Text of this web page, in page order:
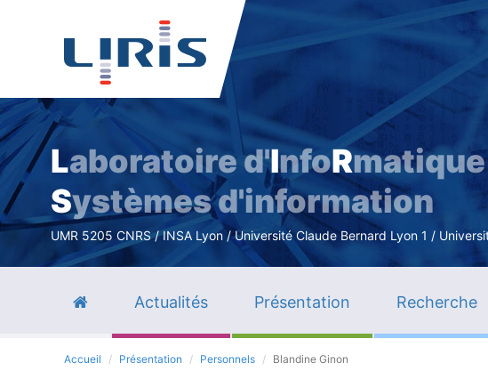
Laboratoire d'InfoR
Systèmes d'information
UMR 5205 CNRS / INSA Lyon / Université Claude Bernard Lyon 1 /
Actualités Présentation Recherche
Accueil Présentation Personnels Blandine Ginon